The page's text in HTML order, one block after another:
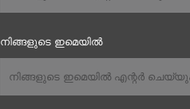
നിങ്ങളുടെ ഇമെയിൽ